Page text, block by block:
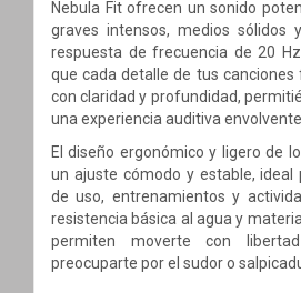
Nebula Fit ofrecen un sonido
graves intensos, medios sólidos
respuesta de frecuencia de 20
que cada detalle de tus canciones
con claridad y profundidad,
una experiencia auditiva envolvente.
El diseño ergonómico y ligero de
un ajuste cómodo y estable, ideal
de uso, entrenamientos y
resistencia básica al agua y
permiten moverte con
preocuparte por el sudor o